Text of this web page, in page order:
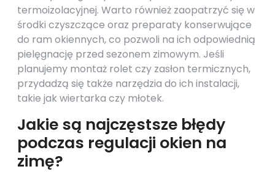
termoizolacyjnej. Warto również zaopatrzyć się w
środki czyszczące oraz preparaty konserwujące
do ram okiennych, co pozwoli na ich odpowiednią
pielęgnację przed sezonem zimowym. Jeśli
planujemy montaż rolet czy zasłon termicznych,
przydadzą się także narzędzia do ich instalacji,
takie jak wiertarka czy młotek.
Jakie są najczęstsze błędy
podczas regulacji okien na
zimę?